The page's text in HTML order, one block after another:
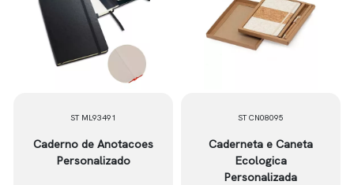
ST ML93491
Caderno de Anotacoes
Personalizado
ST CN08095
Caderneta e Caneta
Ecologica
Personalizada